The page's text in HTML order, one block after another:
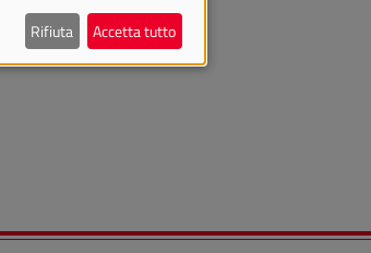
Rifiuta Accetta tutto